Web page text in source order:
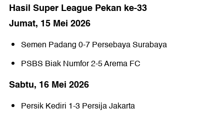
Hasil Super League Pekan ke-33
Jumat, 15 Mei 2026
Semen Padang0-7Persebaya Surabaya
PSBS Biak Numfor2-5Arema FC
Sabtu, 16 Mei 2026
Persik Kediri 1-3Persija Jakarta